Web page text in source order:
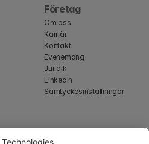
Företag
Om oss
Karriär
Kontakt
Evenemang
Juridik
LinkedIn
Samtyckesinställningar